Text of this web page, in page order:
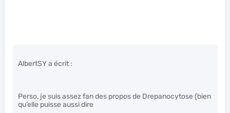
AlbertSY a écrit :
Perso, je suis assez fan des propos de Drepanocytose (bien
qu’elle puisse aussi dire